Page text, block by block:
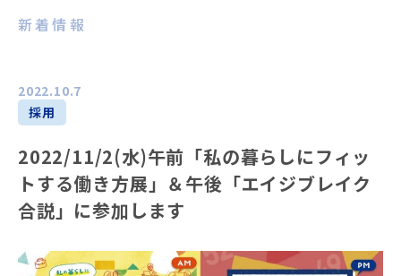
新着情報
2022.10.7
採用
2022/11/2(水)午前「私の暮らしにフィッ
トする働き方展」＆午後「エイジブレイク
合説」に参加します